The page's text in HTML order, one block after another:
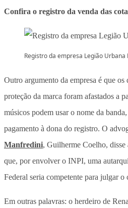
Confira o registro da venda das
Registro da empresa Legião Urbana
Outro argumento da empresa é que
proteção da marca foram afastados a
músicos podem usar o nome da
pagamento à dona do registro. O
Manfredini, Guilherme Coelho,
que, por envolver o INPI, uma
Federal seria competente para julgar o
Em outras palavras: o herdeiro de